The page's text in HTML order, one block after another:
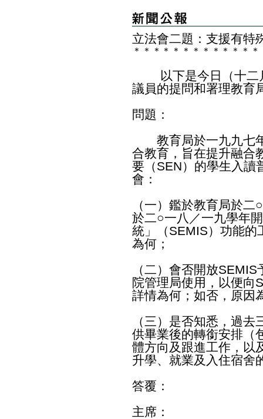
立法會二題：支援有特
＊ ＊ ＊ ＊ ＊ ＊ ＊ ＊ ＊ ＊ ＊ ＊ ＊
以下是今日（十二
議員的提問和署理教育
問題：
教育局於一九九七年
合教育，旨在提升融合
要（SEN）的學生入讀
會：
（一）鑑於教育局於
於二○一八／一九學年
統」（SEMIS）功能的
為何；
（二）會否開放
院管理局使用，以便向
詳情為何；如否，原因
（三）是否知悉，過
供畢業後的轉銜安排（
體方向及跟進工作，以
升學、就業及入住宿舍
答覆：
主席：